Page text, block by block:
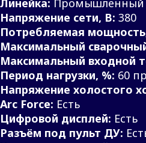
Напряжение сети, В: 380
Потребляемая
Максимальный
Максимальный входной
Период нагрузки, %: 60
Напряжение холостого
Arc Force: Есть
Цифровой дисплей: Есть
Разъём под пульт ДУ: